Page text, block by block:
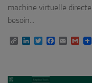
machine virtuelle
besoin...
Copy LinkedInTwitterFacebook
Email